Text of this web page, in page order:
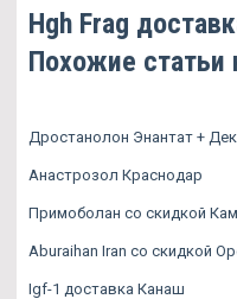
Hgh Frag
Похожие статьи
Дростанолон Энантат +
Анастрозол Краснодар
Примоболан со скидкой
Aburaihan Iran со скидкой
Igf-1 доставка Канаш